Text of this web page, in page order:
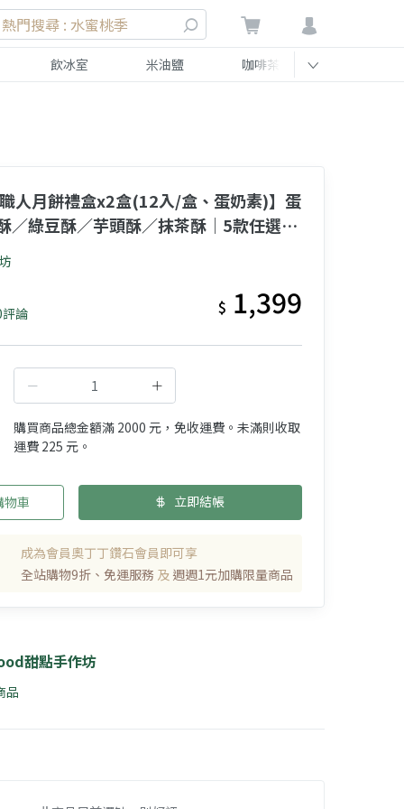
熱門搜尋 : 水蜜桃季
飲冰室 米油鹽 咖啡茶
職人月餅禮盒x2盒(12入/盒、蛋奶素)】蛋
／綠豆酥／芋頭酥／抹茶酥｜5款任選二
論 $ 1,399
購買商品總金額滿 2000 元，免收運費。未滿則收取
運費 225 元。
物車 立即結帳
成為會員奧丁丁鑽石會員即可享
全站購物9折、免運服務 及 週週1元加購限量商品
甜點手作坊
品